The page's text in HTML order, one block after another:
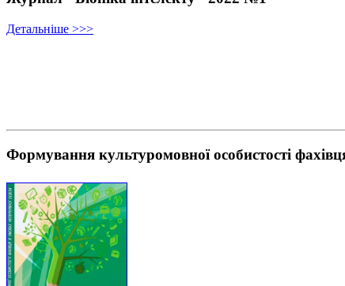
Детальніше >>>
Формування культуромовної особистості